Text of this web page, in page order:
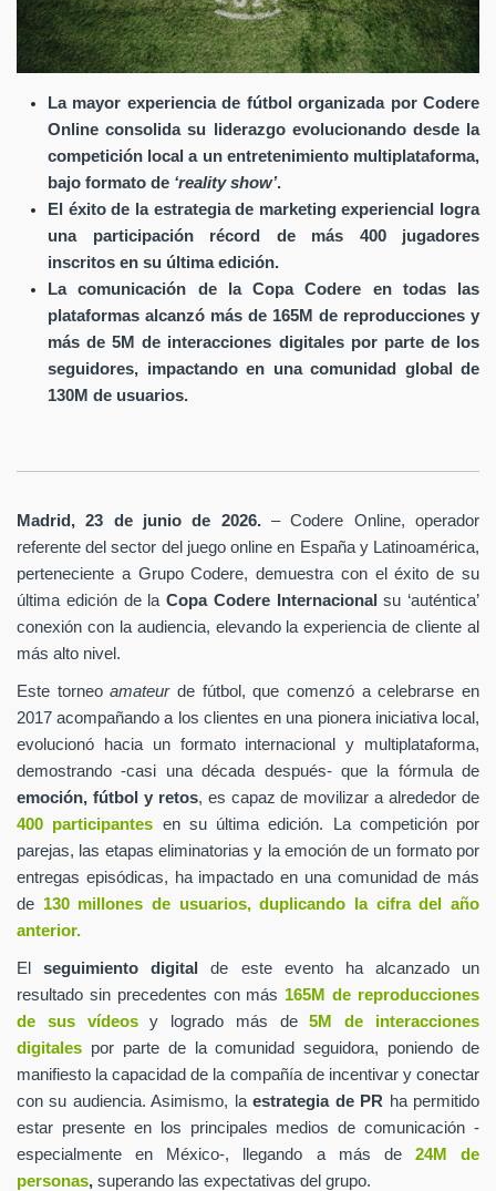
La mayor experiencia de fútbol organizada por Codere
Online consolida su liderazgo evolucionando desde la
competición local a un entretenimiento multiplataforma,
bajo formato de ‘reality show’.
El éxito de la estrategia de marketing experiencial logra
una participación récord de más 400 jugadores
inscritos en su última edición.
La comunicación de la Copa Codere en todas las
plataformas alcanzó más de 165M de reproducciones y
más de 5M de interacciones digitales por parte de los
seguidores, impactando en una comunidad global de
130M de usuarios.
Madrid, 23 de junio de 2026.– Codere Online, operador
referente del sector del juego online en España y Latinoamérica,
perteneciente a Grupo Codere, demuestra con el éxito de su
última edición de la Copa Codere Internacional su ‘auténtica’
conexión con la audiencia, elevando la experiencia de cliente al
más alto nivel.
Este torneoamateurde fútbol, que comenzó a celebrarse en
2017 acompañando a los clientes en una pionera iniciativa local,
evolucionó hacia un formato internacional y multiplataforma,
demostrando -casi una década después- que la fórmula de
emoción, fútbol y retos, es capaz de movilizar a alrededor de
400 participantes en su última edición. La competición por
parejas, las etapas eliminatorias y la emoción de un formato por
entregas episódicas, ha impactado en una comunidad de más
de 130 millones de usuarios, duplicando la cifra del año
anterior.
Elseguimiento digital
de este evento ha alcanzado un
resultado sin precedentes con más 165M de reproducciones
de sus vídeosy logrado más de5M de interacciones
digitales por parte de la comunidad seguidora, poniendo de
manifiesto la capacidad de la compañía de incentivar y conectar
con su audiencia. Asimismo, laestrategia de PR ha permitido
estar presente en los principales medios de comunicación -
especialmente en México-, llegando a más de 24M de
personas, superando las expectativas del grupo.